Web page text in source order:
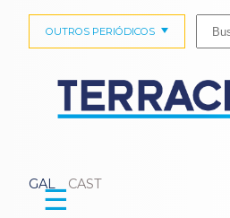
GAL CAST
OUTROS PERIÓDICOS
☰